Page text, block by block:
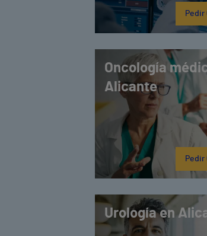
Pedir
Oncología
Alicante
Pedir
Urología en